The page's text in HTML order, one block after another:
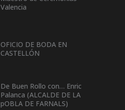
Valencia
OFICIO DE BODA EN
CASTELLÓN
De Buen Rollo con… Enric
Palanca (ALCALDE DE LA
pOBLA DE FARNALS)